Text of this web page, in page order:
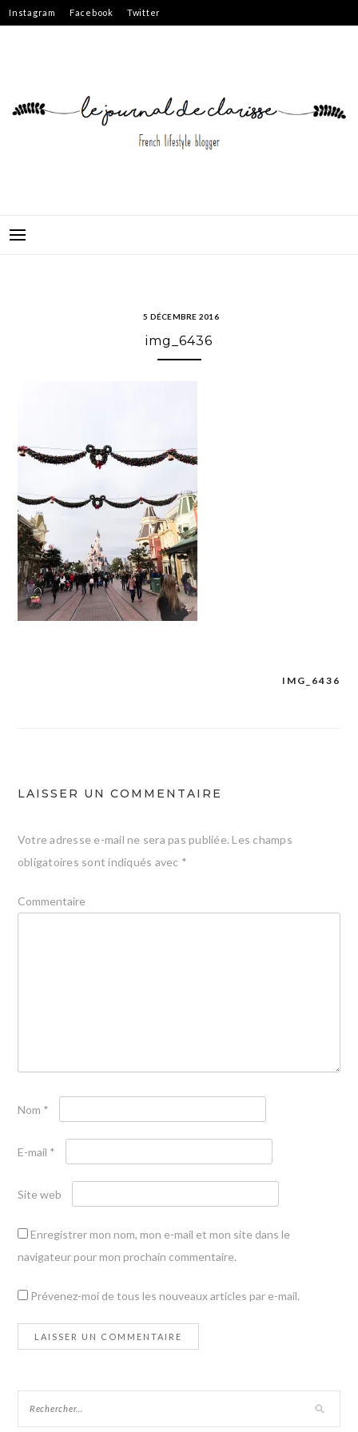
Skip
to
Instagram Facebook Twitter
5 DÉCEMBRE 2016
img_6436
IMG_6436
LAISSER UN COMMENTAIRE
Votre adresse e-mail ne sera pas publiée. Les champs
obligatoires sont indiqués avec *
Commentaire
Nom *
E-mail *
Site web
Enregistrer mon nom, mon e-mail et mon site dans le
navigateur pour mon prochain commentaire.
Prévenez-moi de tous les nouveaux articles par e-mail.